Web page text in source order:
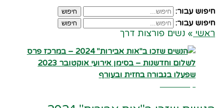
חיפוש עבור: חיפוש
חיפוש עבור: חיפוש
ראשי » נשים פורצות דרך